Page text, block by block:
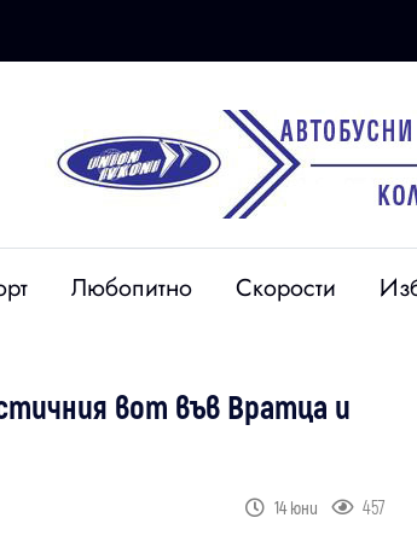
Любопитно Скорости
вот във Вратца и
14 юни 457